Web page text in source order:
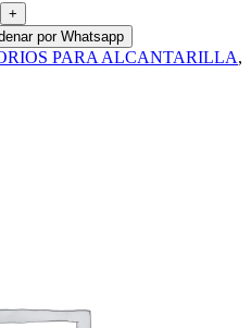
por Whatsapp
PARA ALCANTARILLA,